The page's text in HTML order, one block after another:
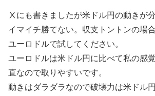
Ⅹにも書きましたが米ドル円の動きが
イマイチ勝てない。収支トントンの場
ユーロドルで試してください。
ユーロドルは米ドル円に比べて私の感
直なので取りやすいです。
動きはダラダラなので破壊力は米ドル